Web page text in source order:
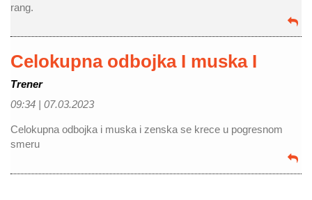
rang.
Celokupna odbojka I muska I
Trener
09:34 | 07.03.2023
Celokupna odbojka i muska i zenska se krece u pogresnom
smeru